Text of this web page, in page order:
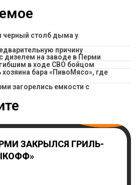
черный столб дыма у
причину
дизелем на заводе в Перми
в ходе СВО бойцом
хозяина бара «ПивоМясо», где
загорелись емкости с
ЗАКРЫЛСЯ ГРИЛЬ-